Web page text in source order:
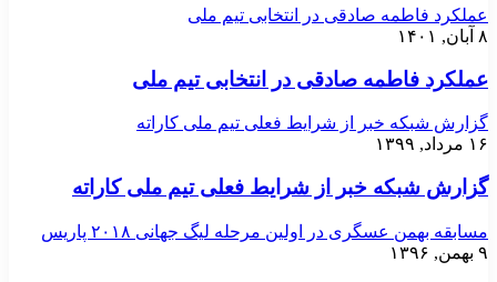
عملکرد فاطمه صادقی در انتخابی تیم ملی
۸ آبان, ۱۴۰۱
عملکرد فاطمه صادقی در انتخابی تیم ملی
گزارش شبکه خبر از شرایط فعلی تیم ملی کاراته
۱۶ مرداد, ۱۳۹۹
گزارش شبکه خبر از شرایط فعلی تیم ملی کاراته
مسابقه بهمن عسگری در اولین مرحله لیگ جهانی ۲۰۱۸ پاریس
۹ بهمن, ۱۳۹۶